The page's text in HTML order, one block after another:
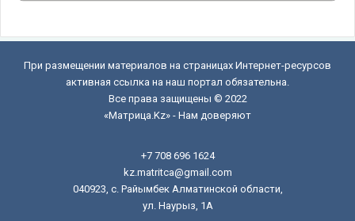
При размещении материалов на страницах Интернет-ресурсов
активная ссылка на наш портал обязательна.
Все права защищены © 2022
«Матрица.Kz» - Нам доверяют
+7 708 696 1624
kz.matritca@gmail.com
040923, с. Райымбек Алматинской области,
ул. Наурыз, 1А